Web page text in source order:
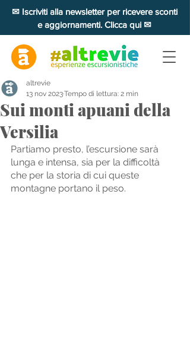
✉ Iscriviti alla newsletter per ricevere sconti
e aggiornamenti. Clicca qui ✉
Sui monti apuani della
Versilia
altrevie
13 nov 2023Tempo di lettura: 2 min
Partiamo presto, l’escursione sarà
lunga e intensa, sia per la difficoltà
che per la storia di cui queste
montagne portano il peso.